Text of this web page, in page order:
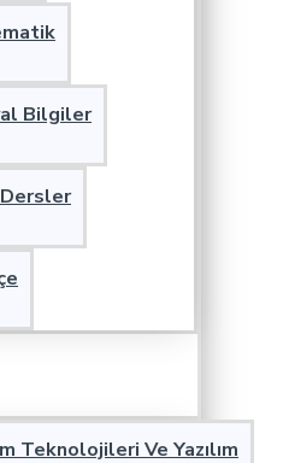
Bilgiler
Teknolojileri Ve Yazılım